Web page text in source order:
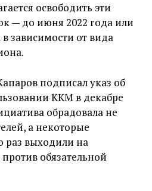
освободить эти
— до июня 2022 года или
зависимости от вида
подписал указ об
ККМ в декабре
обрадовала не
а некоторые
раз выходили на
обязательной